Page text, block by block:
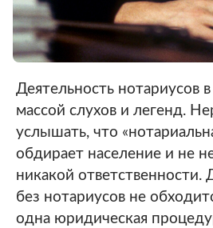
Деятельность нотариусов
массой слухов и легенд.
услышать, что
обдирает население и не
никакой ответственности.
без нотариусов не
одна юридическая